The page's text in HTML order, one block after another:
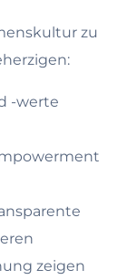
zu
-werte
zeigen